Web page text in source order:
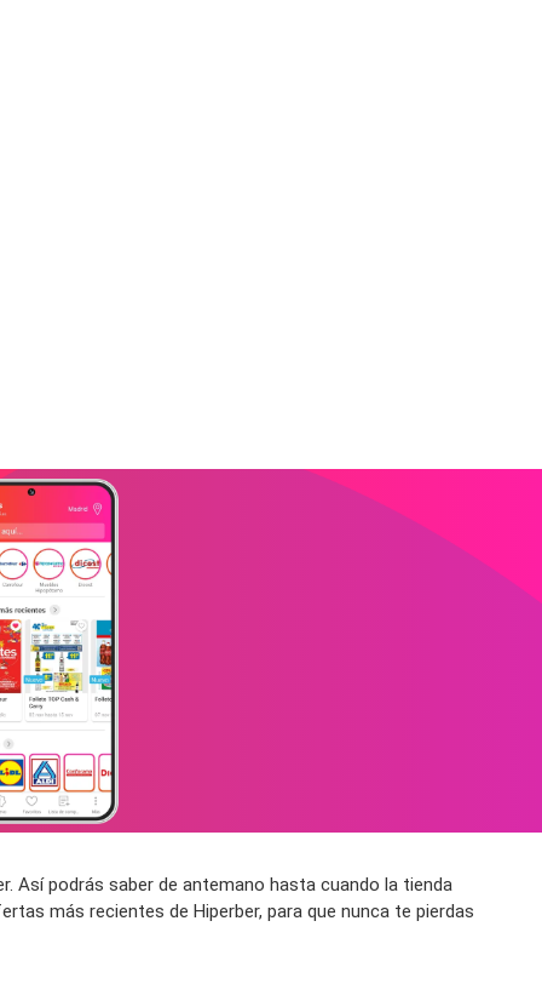
Así podrás saber de antemano hasta cuando la tienda
más recientes de Hiperber, para que nunca te pierdas